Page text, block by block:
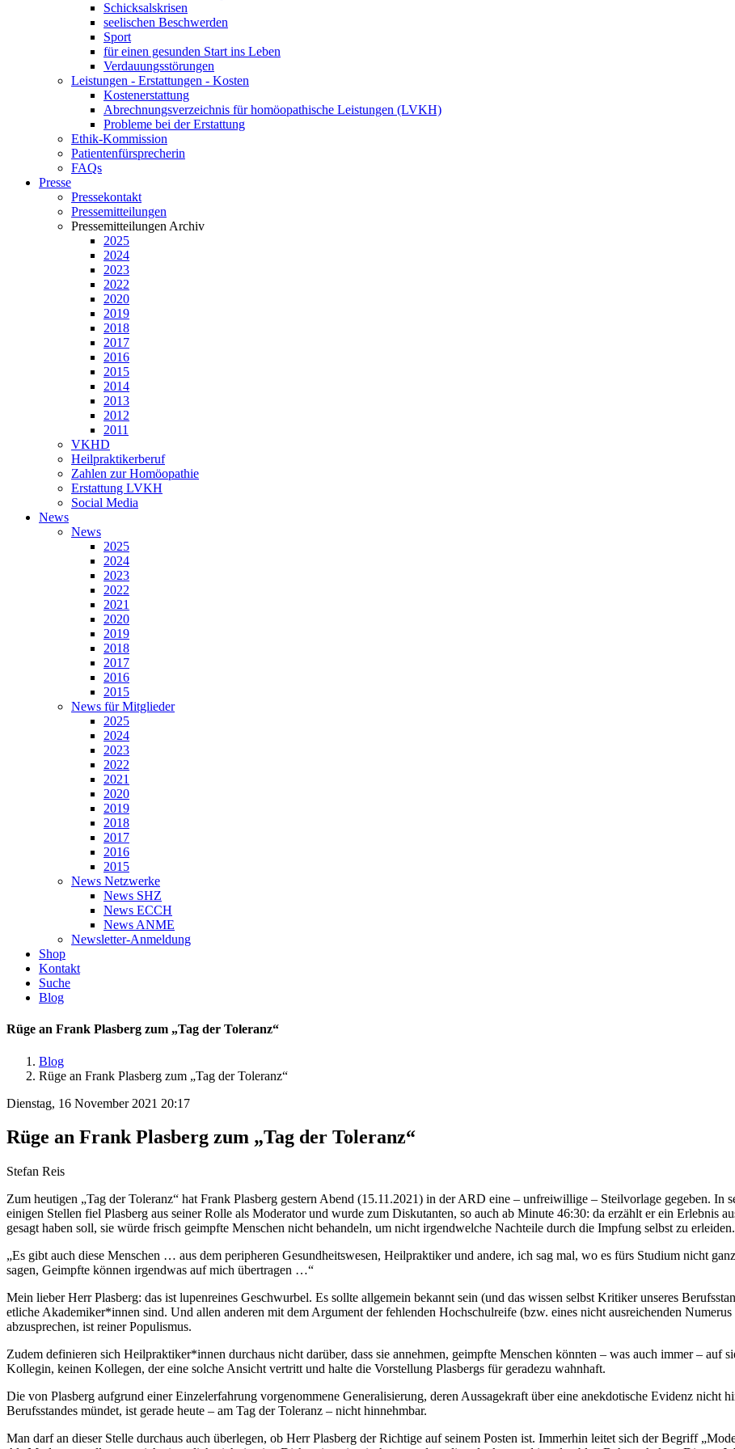
Schicksalskrisen
seelischen Beschwerden
Sport
für einen gesunden Start ins Leben
Verdauungsstörungen
Leistungen - Erstattungen - Kosten
Kostenerstattung
Abrechnungsverzeichnis für homöopathische Leistungen (LVKH)
Probleme bei der Erstattung
Ethik-Kommission
Patientenfürsprecherin
FAQs
Presse
Pressekontakt
Pressemitteilungen
Pressemitteilungen Archiv
2025
2024
2023
2022
2020
2019
2018
2017
2016
2015
2014
2013
2012
2011
VKHD
Heilpraktikerberuf
Zahlen zur Homöopathie
Erstattung LVKH
Social Media
News
News
2025
2024
2023
2022
2021
2020
2019
2018
2017
2016
2015
News für Mitglieder
2025
2024
2023
2022
2021
2020
2019
2018
2017
2016
2015
News Netzwerke
News SHZ
News ECCH
News ANME
Newsletter-Anmeldung
Shop
Kontakt
Suche
Blog
Rüge an Frank Plasberg zum „Tag der Toleranz“
Blog
Rüge an Frank Plasberg zum „Tag der Toleranz“
Dienstag, 16 November 2021 20:17
Rüge an Frank Plasberg zum „Tag der Toleranz“
Stefan Reis
Zum heutigen „Tag der Toleranz“ hat Frank Plasberg gestern Abend (15.11.2021) in der ARD eine – unfreiwillige – Steilvorlage gegeben. In
einigen Stellen fiel Plasberg aus seiner Rolle als Moderator und wurde zum Diskutanten, so auch ab Minute 46:30: da erzählt er ein Erlebnis
gesagt haben soll, sie würde frisch geimpfte Menschen nicht behandeln, um nicht irgendwelche Nachteile durch die Impfung selbst zu
„Es gibt auch diese Menschen … aus dem peripheren Gesundheitswesen, Heilpraktiker und andere, ich sag mal, wo es fürs Studium nicht
sagen, Geimpfte können irgendwas auf mich übertragen …“
Mein lieber Herr Plasberg: das ist lupenreines Geschwurbel. Es sollte allgemein bekannt sein (und das wissen selbst Kritiker unseres
etliche Akademiker*innen sind. Und allen anderen mit dem Argument der fehlenden Hochschulreife (bzw. eines nicht ausreichenden
abzusprechen, ist reiner Populismus.
Zudem definieren sich Heilpraktiker*innen durchaus nicht darüber, dass sie annehmen, geimpfte Menschen könnten – was auch immer – auf
Kollegin, keinen Kollegen, der eine solche Ansicht vertritt und halte die Vorstellung Plasbergs für geradezu wahnhaft.
Die von Plasberg aufgrund einer Einzelerfahrung vorgenommene Generalisierung, deren Aussagekraft über eine anekdotische Evidenz nicht
Berufsstandes mündet, ist gerade heute – am Tag der Toleranz – nicht hinnehmbar.
Man darf an dieser Stelle durchaus auch überlegen, ob Herr Plasberg der Richtige auf seinem Posten ist. Immerhin leitet sich der Begriff